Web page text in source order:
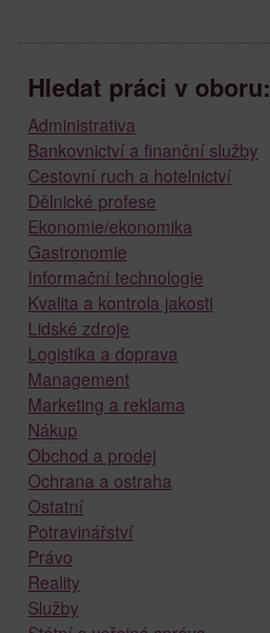
Hledat práci v oboru:
Administrativa
Bankovnictví a finanční služby
Cestovní ruch a hotelnictví
Dělnické profese
Ekonomie/ekonomika
Gastronomie
Informační technologie
Kvalita a kontrola jakosti
Lidské zdroje
Logistika a doprava
Management
Marketing a reklama
Nákup
Obchod a prodej
Ochrana a ostraha
Ostatní
Potravinářství
Právo
Reality
Služby